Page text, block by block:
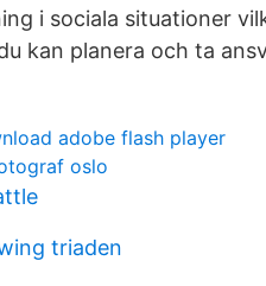
i sociala situationer
kan planera och ta
adobe flash player
oslo
triaden